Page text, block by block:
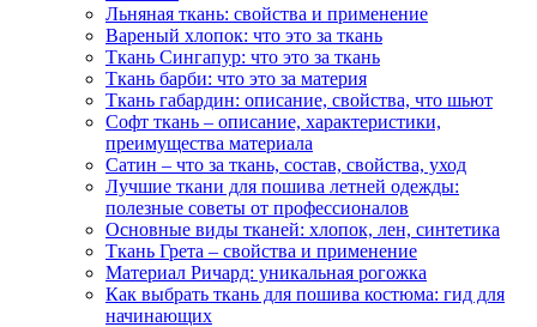
Льняная ткань: свойства и применение
Вареный хлопок: что это за ткань
Ткань Сингапур: что это за ткань
Ткань барби: что это за материя
Ткань габардин: описание, свойства, что шьют
Софт ткань – описание, характеристики,
преимущества материала
Сатин – что за ткань, состав, свойства, уход
Лучшие ткани для пошива летней одежды:
полезные советы от профессионалов
Основные виды тканей: хлопок, лен, синтетика
Ткань Грета – свойства и применение
Материал Ричард: уникальная рогожка
Как выбрать ткань для пошива костюма: гид для
начинающих